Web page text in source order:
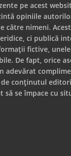
pe acest
opiniile
către nimeni.
ci publică
fictive,
De fapt, orice
adevărat
conținutul
să se împace cu